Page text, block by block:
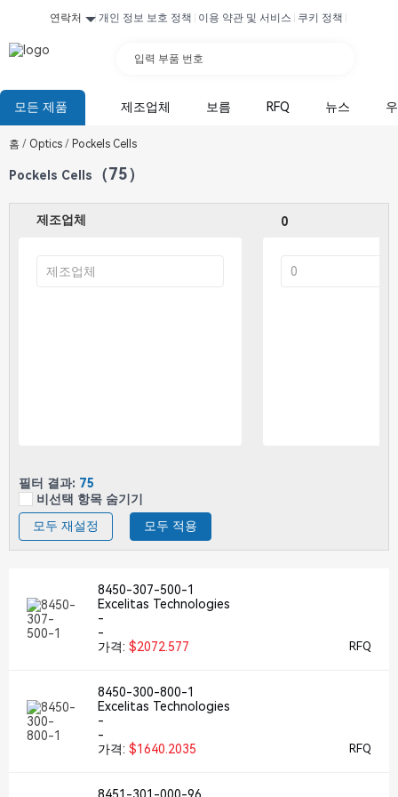
연락처 개인 정보 보호 정책 이용 약관 및 서비스 쿠키 정책
입력 부품 번호
모든 제품 제조업체 보름 RFQ 뉴스
홈 / Optics / Pockels Cells
Pockels Cells （75）
제조업체 0
필터 결과: 75
비선택 항목 숨기기
모두 재설정
모두 적용
8450-307-500-1
Excelitas Technologies
-
-
가격: $2072.577 RFQ
8450-300-800-1
Excelitas Technologies
-
-
가격: $1640.2035 RFQ